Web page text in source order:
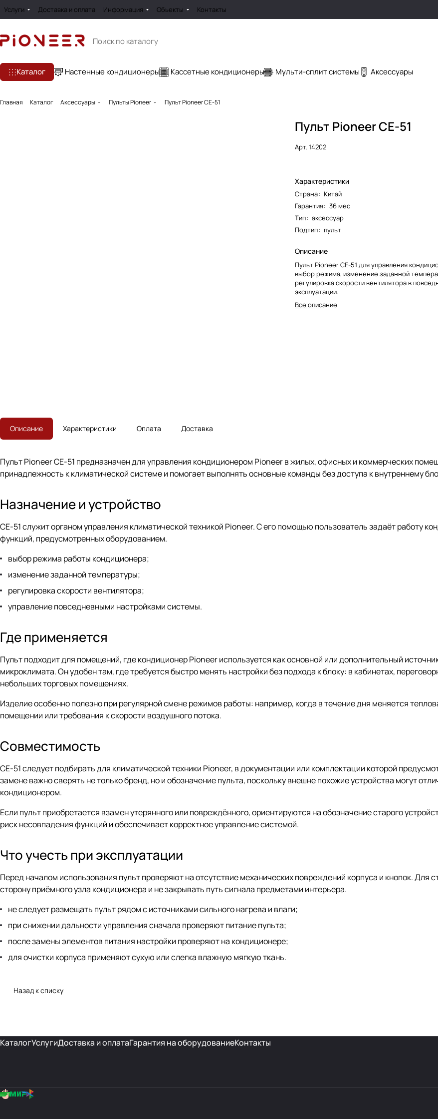
Услуги Доставка и оплата Информация Обьекты Контакты
Каталог Настенные кондиционеры Кассетные кондиционеры Мульти-сплит системы Аксессуары
Главная Каталог Аксессуары Пульты Pioneer Пульт Pioneer CE-51
Пульт Pioneer CE-51
Арт.14202
Характеристики
Страна: Китай
Гарантия: 36 мес
Тип: аксессуар
Подтип: пульт
Описание
Пульт Pioneer CE-51 для управления
выбор режима, изменение заданной
регулировка скорости вентилятора в
эксплуатации.
Все описание
Описание Характеристики Оплата Доставка
Пульт Pioneer CE-51 предназначен для управления кондиционером Pioneer в жилых, офисных и коммерческих
принадлежность к климатической системе и помогает выполнять основные команды без доступа к внутреннему
Назначение и устройство
CE-51 служит органом управления климатической техникой Pioneer. С его помощью пользователь задаёт работу
функций, предусмотренных оборудованием.
выбор режима работы кондиционера;
изменение заданной температуры;
регулировка скорости вентилятора;
управление повседневными настройками системы.
Где применяется
Пульт подходит для помещений, где кондиционер Pioneer используется как основной или дополнительный
микроклимата. Он удобен там, где требуется быстро менять настройки без подхода к блоку: в кабинетах,
небольших торговых помещениях.
Изделие особенно полезно при регулярной смене режимов работы: например, когда в течение дня меняется
помещении или требования к скорости воздушного потока.
Совместимость
CE-51 следует подбирать для климатической техники Pioneer, в документации или комплектации которой
замене важно сверять не только бренд, но и обозначение пульта, поскольку внешне похожие устройства могут
кондиционером.
Если пульт приобретается взамен утерянного или повреждённого, ориентируются на обозначение старого
риск несовпадения функций и обеспечивает корректное управление системой.
Что учесть при эксплуатации
Перед началом использования пульт проверяют на отсутствие механических повреждений корпуса и кнопок. Для
сторону приёмного узла кондиционера и не закрывать путь сигнала предметами интерьера.
не следует размещать пульт рядом с источниками сильного нагрева и влаги;
при снижении дальности управления сначала проверяют питание пульта;
после замены элементов питания настройки проверяют на кондиционере;
для очистки корпуса применяют сухую или слегка влажную мягкую ткань.
Назад к списку
КаталогУслугиДоставка и оплатаГарантия на оборудованиеКонтакты